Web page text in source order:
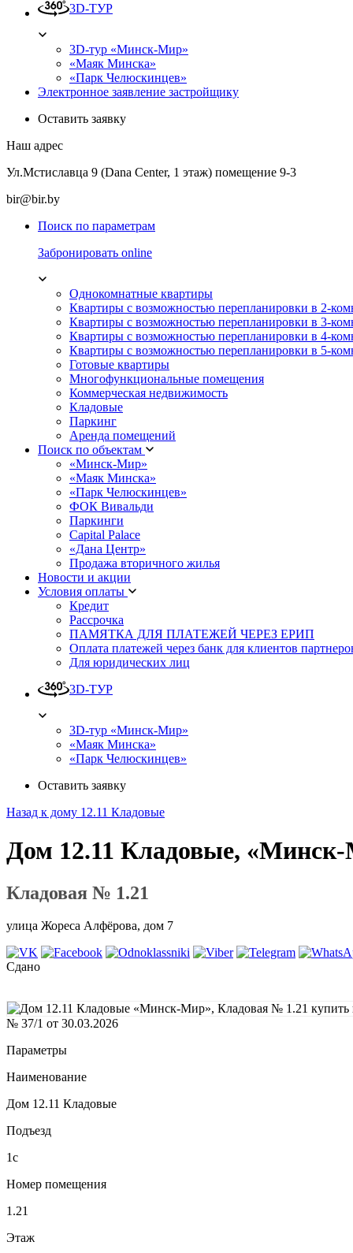
3D-ТУР
3D-тур «Минск-Мир»
«Маяк Минска»
«Парк Челюскинцев»
Электронное заявление застройщику
Оставить заявку
Наш адрес
Ул.Мстиславца 9 (Dana Center, 1 этаж) помещение 9-3
bir@bir.by
Поиск по параметрам
Забронировать online
Однокомнатные квартиры
Квартиры с возможностью перепланировки в 2-
Квартиры с возможностью перепланировки в 3-
Квартиры с возможностью перепланировки в 4-
Квартиры с возможностью перепланировки в 5-
Готовые квартиры
Многофункциональные помещения
Коммерческая недвижимость
Кладовые
Паркинг
Аренда помещений
Поиск по объектам
«Минск-Мир»
«Маяк Минска»
«Парк Челюскинцев»
ФОК Вивальди
Паркинги
Capital Palace
«Дана Центр»
Продажа вторичного жилья
Новости и акции
Условия оплаты
Кредит
Рассрочка
ПАМЯТКА ДЛЯ ПЛАТЕЖЕЙ ЧЕРЕЗ ЕРИП
Оплата платежей через банк для клиентов
Для юридических лиц
3D-ТУР
3D-тур «Минск-Мир»
«Маяк Минска»
«Парк Челюскинцев»
Оставить заявку
Назад к дому 12.11 Кладовые
Дом 12.11 Кладовые,
Кладовая № 1.21
улица Жореса Алфёрова, дом 7
Сдано
№ 37/1 от 30.03.2026
Параметры
Наименование
Дом 12.11 Кладовые
Подъезд
1с
Номер помещения
1.21
Этаж